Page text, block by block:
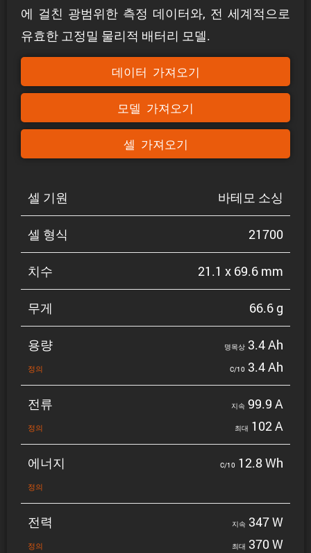
에 걸친 광범위한 측정 데이터와, 전 세계적으로
유효한 고정밀 물리적 배터리 모델.
데이터 가져오기
모델 가져오기
셀 가져오기
셀 기원 바테모 소싱
셀 형식 21700
치수 21.1 x 69.6 mm
무게 66.6 g
용량
정의
명목상 3.4 Ah
C/10 3.4 Ah
전류
정의
지속 99.9 A
최대 102 A
에너지
정의
C/10 12.8 Wh
전력
정의
지속 347 W
최대 370 W